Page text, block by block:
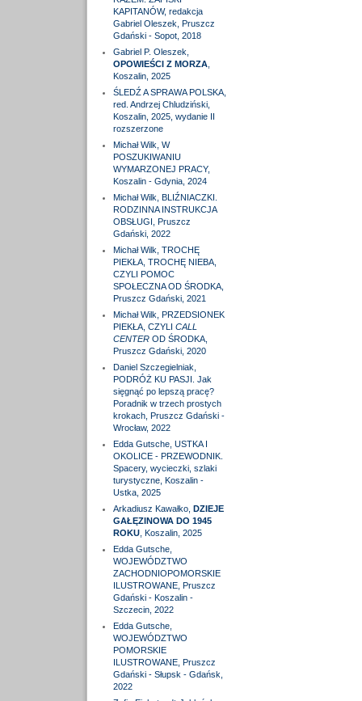
KAPITANÓW, redakcja
Gabriel Oleszek, Pruszcz
Gdański - Sopot, 2018
Gabriel P. Oleszek,
OPOWIEŚCI Z MORZA,
Koszalin, 2025
ŚLEDŹ A SPRAWA POLSKA,
red. Andrzej Chludziński,
Koszalin, 2025, wydanie II
rozszerzone
Michał Wilk, W
POSZUKIWANIU
WYMARZONEJ PRACY,
Koszalin - Gdynia, 2024
Michał Wilk, BLIŹNIACZKI.
RODZINNA INSTRUKCJA
OBSŁUGI, Pruszcz
Gdański, 2022
Michał Wilk, TROCHĘ
PIEKŁA, TROCHĘ NIEBA,
CZYLI POMOC
SPOŁECZNA OD ŚRODKA,
Pruszcz Gdański, 2021
Michał Wilk, PRZEDSIONEK
PIEKŁA, CZYLI CALL
CENTEROD ŚRODKA,
Pruszcz Gdański, 2020
Daniel Szczegielniak,
PODRÓŻ KU PASJI. Jak
sięgnąć po lepszą pracę?
Poradnik w trzech prostych
krokach, Pruszcz Gdański -
Wrocław, 2022
Edda Gutsche, USTKA I
OKOLICE - PRZEWODNIK.
Spacery, wycieczki, szlaki
turystyczne, Koszalin -
Ustka, 2025
Arkadiusz Kawałko, DZIEJE
GAŁĘZINOWA DO 1945
ROKU, Koszalin, 2025
Edda Gutsche,
WOJEWÓDZTWO
ZACHODNIOPOMORSKIE
ILUSTROWANE, Pruszcz
Gdański - Koszalin -
Szczecin, 2022
Edda Gutsche,
WOJEWÓDZTWO
POMORSKIE
ILUSTROWANE, Pruszcz
Gdański - Słupsk - Gdańsk,
2022